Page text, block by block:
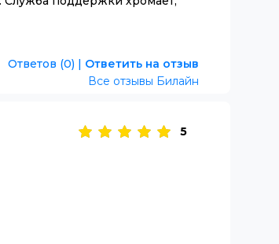
Все отзывы Билайн
Ответов (0) | Ответить на отзыв
5